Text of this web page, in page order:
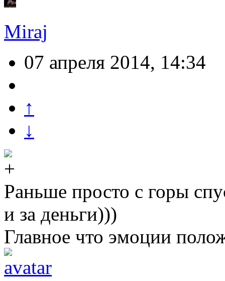
Miraj
07 апреля 2014, 14:34
↑
↓
Раньше просто с горы
и за деньги)))
Главное что эмоции